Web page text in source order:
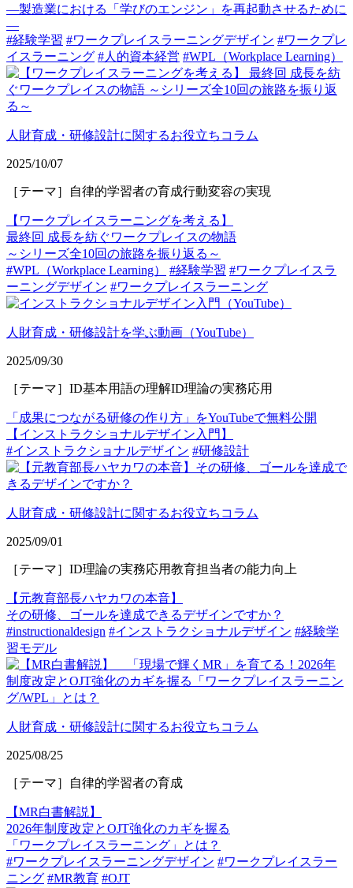
—製造業における「学びのエンジン」を再起動させるために
—
#経験学習 #ワークプレイスラーニングデザイン #ワークプレ
イスラーニング #人的資本経営 #WPL（Workplace Learning）
人財育成・研修設計に関するお役立ちコラム
2025/10/07
［テーマ］自律的学習者の育成行動変容の実現
【ワークプレイスラーニングを考える】
最終回 成長を紡ぐワークプレイスの物語
～シリーズ全10回の旅路を振り返る～
#WPL（Workplace Learning）
#経験学習 #ワークプレイスラ
ーニングデザイン #ワークプレイスラーニング
人財育成・研修設計を学ぶ動画（YouTube）
2025/09/30
［テーマ］ID基本用語の理解ID理論の実務応用
「成果につながる研修の作り方」をYouTubeで無料公開
【インストラクショナルデザイン入門】
#インストラクショナルデザイン #研修設計
人財育成・研修設計に関するお役立ちコラム
2025/09/01
［テーマ］ID理論の実務応用教育担当者の能力向上
【元教育部長ハヤカワの本音】
その研修、ゴールを達成できるデザインですか？
#instructionaldesign #インストラクショナルデザイン #経験学
習モデル
人財育成・研修設計に関するお役立ちコラム
2025/08/25
［テーマ］自律的学習者の育成
【MR白書解説】
2026年制度改定とOJT強化のカギを握る
「ワークプレイスラーニング」とは？
#ワークプレイスラーニングデザイン #ワークプレイスラー
ニング #MR教育 #OJT